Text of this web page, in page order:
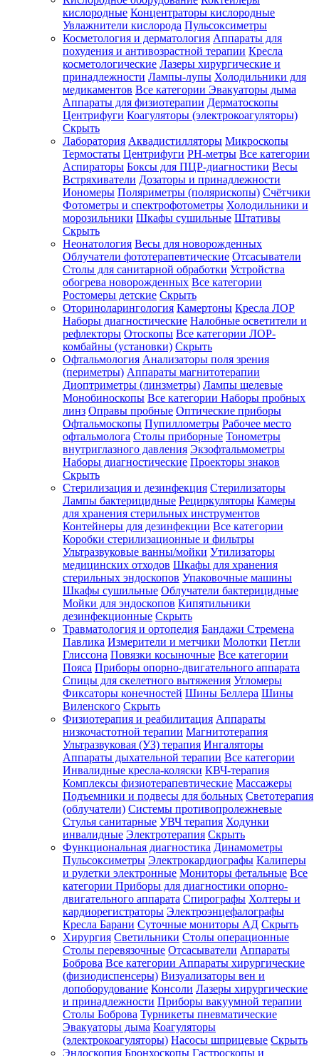
Зарегистрироваться
Зачем
регистрироваться?
Все
покупки
одном
месте
Личный
менеджер
Отслеживание
статуса
заказа
кислородные Концентраторы кислородные
Увлажнители кислорода Пульсоксиметры
Косметология и дерматология Аппараты для
похудения и антивозрастной терапии Кресла
косметологические Лазеры хирургические и
принадлежности Лампы-лупы Холодильники для
медикаментов Все категории Эвакуаторы дыма
Аппараты для физиотерапии Дерматоскопы
Центрифуги Коагуляторы (электрокоагуляторы)
Скрыть
Лаборатория Аквадистилляторы Микроскопы
Термостаты Центрифуги PH-метры Все категории
Аспираторы Боксы для ПЦР-диагностики Весы
Встряхиватели Дозаторы и принадлежности
Иономеры Поляриметры (полярископы) Счётчики
Фотометры и спектрофотометры Холодильники и
морозильники Шкафы сушильные Штативы
Скрыть
Неонатология Весы для новорожденных
Облучатели фототерапевтические Отсасыватели
Столы для санитарной обработки Устройства
обогрева новорожденных Все категории
Ростомеры детские Скрыть
Оториноларингология Камертоны Кресла ЛОР
Наборы диагностические Налобные осветители и
рефлекторы Отоскопы Все категории ЛОР-
комбайны (установки) Скрыть
Офтальмология Анализаторы поля зрения
(периметры) Аппараты магнитотерапии
Диоптриметры (линзметры) Лампы щелевые
Монобиноскопы Все категории Наборы пробных
линз Оправы пробные Оптические приборы
Офтальмоскопы Пупиллометры Рабочее место
офтальмолога Столы приборные Тонометры
внутриглазного давления Экзофтальмометры
Наборы диагностические Проекторы знаков
Скрыть
Стерилизация и дезинфекция Стерилизаторы
Лампы бактерицидные Рециркуляторы Камеры
для хранения стерильных инструментов
Контейнеры для дезинфекции Все категории
Коробки стерилизационные и фильтры
Ультразвуковые ванны/мойки Утилизаторы
медицинских отходов Шкафы для хранения
стерильных эндоскопов Упаковочные машины
Шкафы сушильные Облучатели бактерицидные
Мойки для эндоскопов Кипятильники
дезинфекционные Скрыть
Травматология и ортопедия Бандажи Стремена
Павлика Измерители и метчики Молотки Петли
Глиссона Повязки косыночные Все категории
Пояса Приборы опорно-двигательного аппарата
Спицы для скелетного вытяжения Угломеры
Фиксаторы конечностей Шины Беллера Шины
Виленского Скрыть
Физиотерапия и реабилитация Аппараты
низкочастотной терапии Магнитотерапия
Ультразвуковая (УЗ) терапия Ингаляторы
Аппараты дыхательной терапии Все категории
Инвалидные кресла-коляски КВЧ-терапия
Комплексы физиотерапевтические Массажеры
Подъемники и подвесы для больных Светотерапия
(облучатели) Системы противопролежневые
Стулья санитарные УВЧ терапия Ходунки
инвалидные Электротерапия Скрыть
Функциональная диагностика Динамометры
Пульсоксиметры Электрокардиографы Калиперы
и рулетки электронные Мониторы фетальные Все
категории Приборы для диагностики опорно-
двигательного аппарата Спирографы Холтеры и
кардиорегистраторы Электроэнцефалографы
Кресла Барани Суточные мониторы АД Скрыть
Хирургия Светильники Столы операционные
Столы перевязочные Отсасыватели Аппараты
Боброва Все категории Аппараты хирургические
(физиодиспенсеры) Визуализаторы вен и
допоборудование Консоли Лазеры хирургические
и принадлежности Приборы вакуумной терапии
Столы Боброва Турникеты пневматические
Эвакуаторы дыма Коагуляторы
(электрокоагуляторы) Насосы шприцевые Скрыть
Эндоскопия Бронхоскопы Гастроскопы и